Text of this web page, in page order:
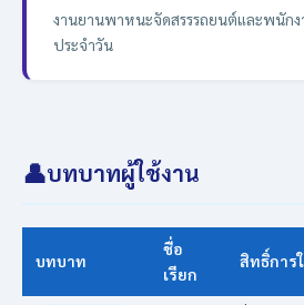
งานยานพาหนะจัดสรรรถยนต์และพนัก
ประจำวัน
👤บทบาทผู้ใช้งาน
บทบาท
ชื่อ
เรียก
สิทธิ์การ